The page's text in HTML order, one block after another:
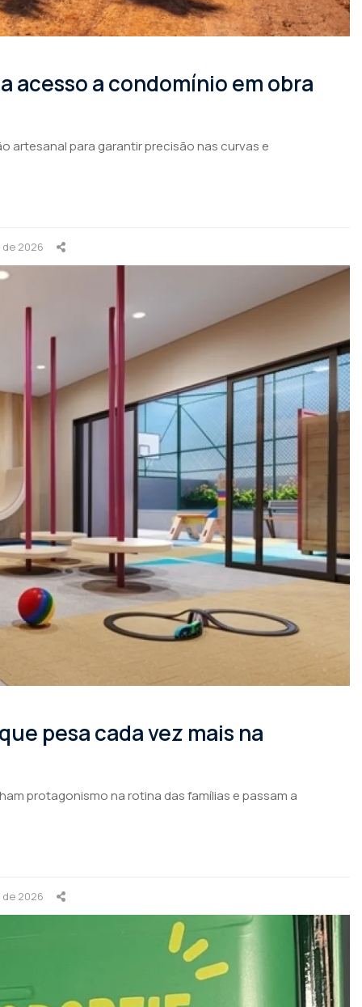
acesso a condomínio em obra
artesanal para garantir precisão nas curvas e
2026
pesa cada vez mais na
protagonismo na rotina das famílias e passam a
2026